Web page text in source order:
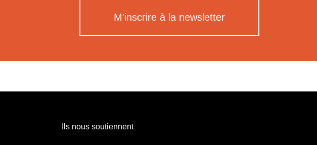
M'inscrire à la newsletter
Ils nous soutiennent